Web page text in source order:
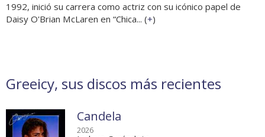
1992, inició su carrera como actriz con su icónico papel de
Daisy O'Brian McLaren en “Chica... (+)
Greeicy, sus discos más recientes
Candela
2026